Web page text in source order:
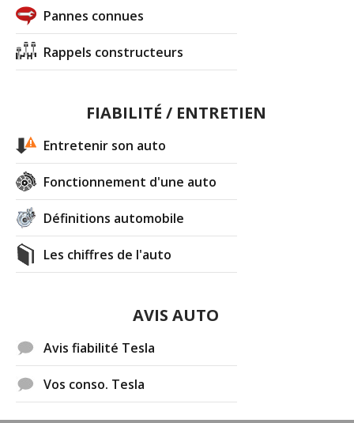
Pannes connues
Rappels constructeurs
FIABILITÉ / ENTRETIEN
Entretenir son auto
Fonctionnement d'une auto
Définitions automobile
Les chiffres de l'auto
AVIS AUTO
Avis fiabilité Tesla
Vos conso. Tesla